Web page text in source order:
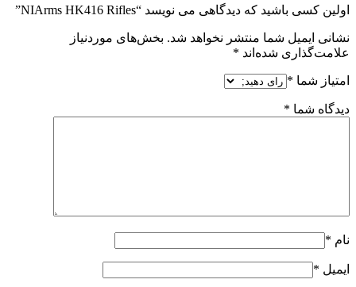
اولین کسی باشید که دیدگاهی می نویسد “NIArms HK416 Rifles”
نشانی ایمیل شما منتشر نخواهد شد. بخش‌های موردنیاز
علامت‌گذاری شده‌اند *
امتیاز شما *
دیدگاه شما *
نام *
ایمیل *